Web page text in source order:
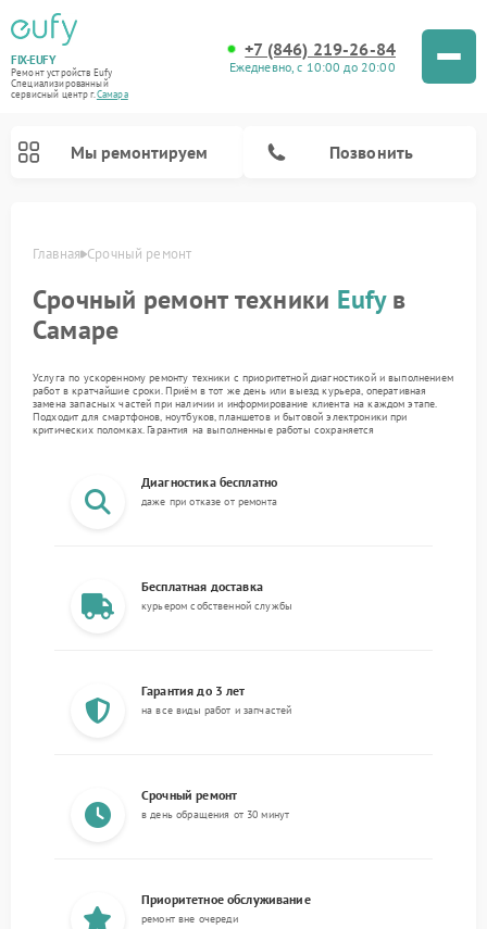
FIX-EUFY
Ремонт устройств Eufy
Специализированный
cервисный центр г.Самара
+7 (846) 219-26-84
Ежедневно, с 10:00 до 20:00
Мы ремонтируем Позвонить
Главная Срочный ремонт
Срочный ремонт техники Eufyв
Самаре
Услуга по ускоренному ремонту техники с приоритетной диагностикой и выполнением
работ в кратчайшие сроки. Приём в тот же день или выезд курьера, оперативная
замена запасных частей при наличии и информирование клиента на каждом этапе.
Подходит для смартфонов, ноутбуков, планшетов и бытовой электроники при
критических поломках. Гарантия на выполненные работы сохраняется
Диагностика бесплатно
даже при отказе от ремонта
Бесплатная доставка
курьером собственной службы
Гарантия до 3 лет
на все виды работ и запчастей
Срочный ремонт
в день обращения от 30 минут
Приоритетное обслуживание
ремонт вне очереди